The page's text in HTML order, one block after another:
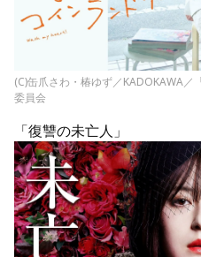
(C)缶爪さわ・椿ゆず／KADOKAWA
委員会
「復讐の未亡人」